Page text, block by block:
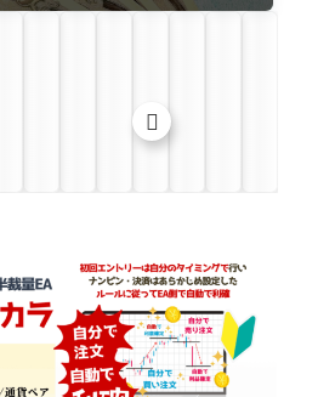
